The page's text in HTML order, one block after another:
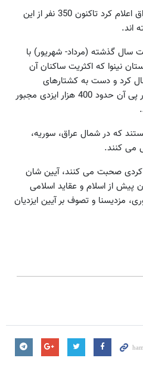
کمیته زنان و کودکان مجلس عراق اعلام کرد تاکنون 350 نفر از این
اند.
سال گذشته (مرداد- شهریور) با
نینوا که اکثریت ساکنان آن
کرد و دست به کشتارهای
وحشیانه ای در این شهر زد که در پی آن حدود 400 هزار ایزدی مجبور
که در شمال عراق، سوریه،
می کنند.
کردی صحبت می کنند، آیین شان
پیش از اسلام و عقاید اسلامی
مزدیسنا و تصوف بر آیین ایزدیان